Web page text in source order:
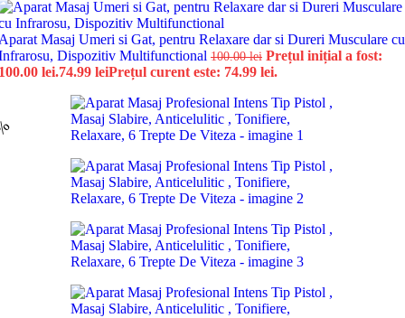
Masaj Umeri si Gat, pentru Relaxare dar si Dureri Musculare cu
Dispozitiv Multifunctional 100.00lei Prețul inițial a fost:
lei.74.99 leiPrețul curent este: 74.99 lei.